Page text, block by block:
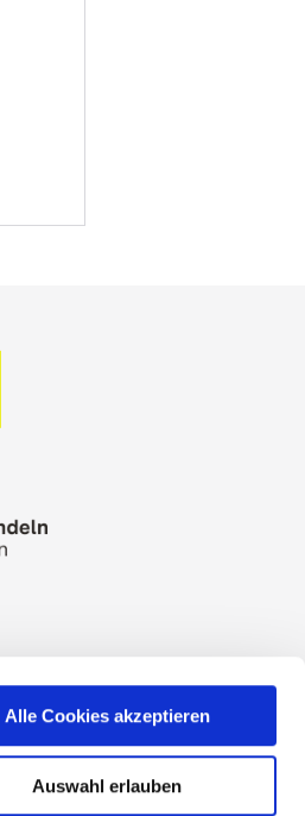
Alle Cookies akzeptieren
Auswahl erlauben